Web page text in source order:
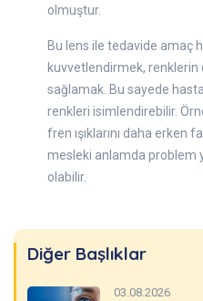
olmuştur.
Bu lens ile tedavide amaç
kuvvetlendirmek, renklerin
sağlamak. Bu sayede
renkleri isimlendirebilir.
fren ışıklarını daha erken
mesleki anlamda problem
olabilir.
Diğer Başlıklar
03.08.2026